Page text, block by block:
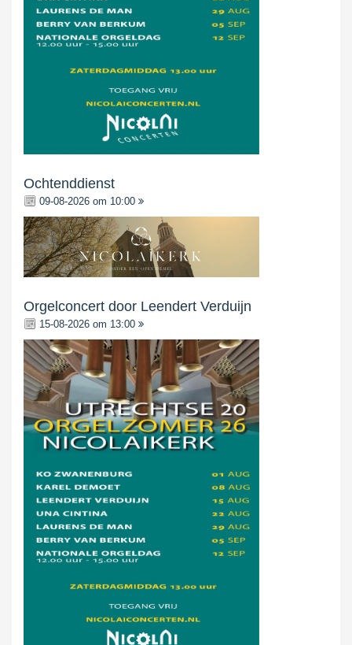
Ochtenddienst
09-08-2026 om 10:00
Orgelconcert door Leendert Verduijn
15-08-2026 om 13:00